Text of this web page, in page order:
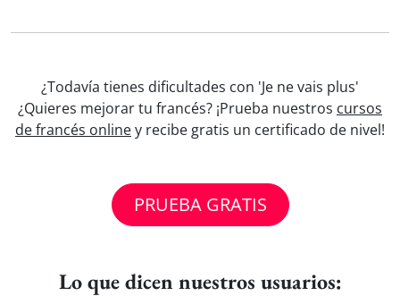
¿Todavía tienes dificultades con 'Je ne vais plus'
¿Quieres mejorar tu francés? ¡Prueba nuestros cursos
de francés onliney recibe gratis un certificado de nivel!
PRUEBA GRATIS
Lo que dicen nuestros usuarios: